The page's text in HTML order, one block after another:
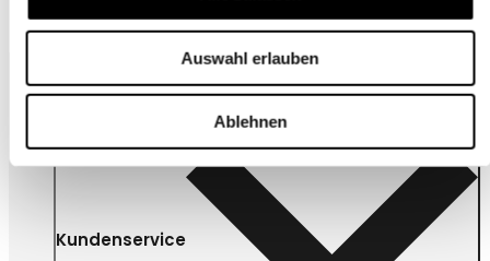
Auswahl erlauben
Ablehnen
Kundenservice